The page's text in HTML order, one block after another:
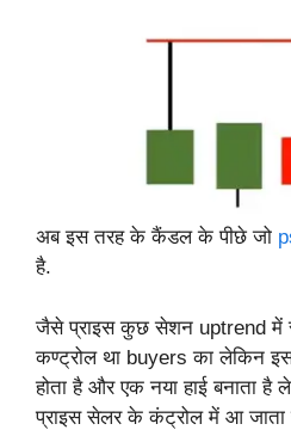
अब इस तरह के कैंडल के पीछे जो
है.
जैसे प्राइस कुछ सेशन uptrend में
कण्ट्रोल था buyers का लेकिन
होता है और एक नया हाई बनाता
प्राइस सेलर के कंट्रोल में आ